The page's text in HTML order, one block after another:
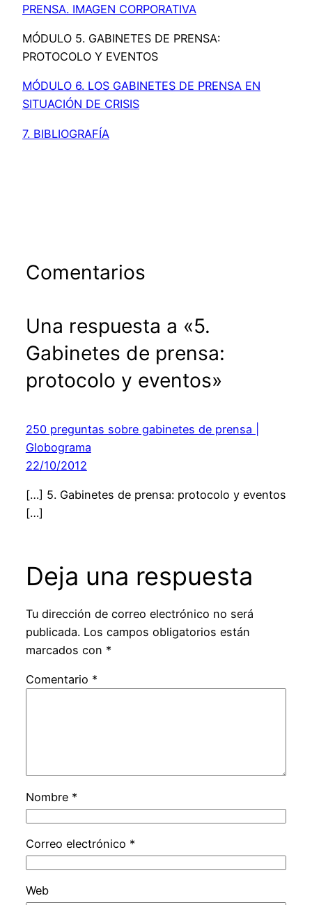
PRENSA. IMAGEN CORPORATIVA
MÓDULO 5. GABINETES DE PRENSA:
PROTOCOLO Y EVENTOS
MÓDULO 6. LOS GABINETES DE PRENSA EN
SITUACIÓN DE CRISIS
7. BIBLIOGRAFÍA
Comentarios
Una respuesta a «5.
Gabinetes de prensa:
protocolo y eventos»
250 preguntas sobre gabinetes de prensa |
Globograma
22/10/2012
[…] 5. Gabinetes de prensa: protocolo y eventos
[…]
Deja una respuesta
Tu dirección de correo electrónico no será
publicada. Los campos obligatorios están
marcados con *
Comentario *
Nombre *
Correo electrónico *
Web